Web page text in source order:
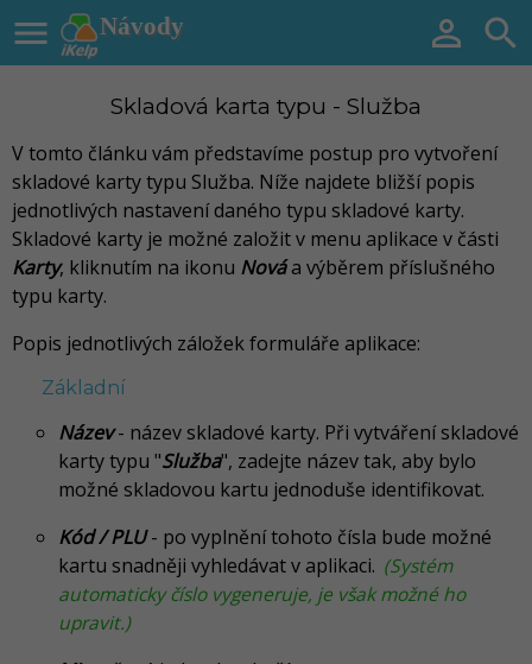
Návody
  
Skladová karta typu - Služba
V tomto článku vám představíme postup pro vytvoření
skladové karty typu Služba. Níže najdete bližší popis
jednotlivých nastavení daného typu skladové karty.
Skladové karty je možné založit v menu aplikace v části
Karty, kliknutím na ikonu Nováa výběrem příslušného
typu karty.
Popis jednotlivých záložek formuláře aplikace:
Základní
Název- název skladové karty. Při vytváření skladové
karty typu "Služba", zadejte název tak, aby bylo
možné skladovou kartu jednoduše identifikovat.
Kód / PLU- po vyplnění tohoto čísla bude možné
kartu snadněji vyhledávat v aplikaci. (Systém
automaticky číslo vygeneruje, je však možné ho
upravit.)